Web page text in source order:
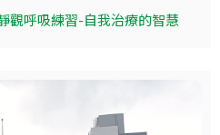
觀呼吸練習-自我治療的智慧